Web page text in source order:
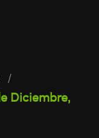
/
Diciembre,